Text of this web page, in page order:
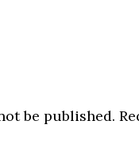
be published.